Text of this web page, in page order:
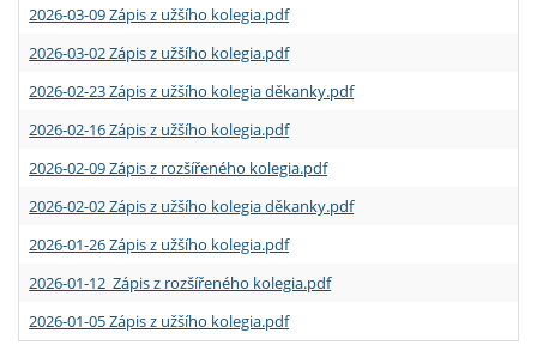
2026-03-09 Zápis z užšího kolegia.pdf
2026-03-02 Zápis z užšího kolegia.pdf
2026-02-23 Zápis z užšího kolegia děkanky.pdf
2026-02-16 Zápis z užšího kolegia.pdf
2026-02-09 Zápis z rozšířeného kolegia.pdf
2026-02-02 Zápis z užšího kolegia děkanky.pdf
2026-01-26 Zápis z užšího kolegia.pdf
2026-01-12 Zápis z rozšířeného kolegia.pdf
2026-01-05 Zápis z užšího kolegia.pdf